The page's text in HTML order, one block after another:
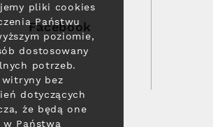
Facebook
pliki cookies
Państwu
poziomie,
dostosowany
potrzeb.
witryny bez
dotyczących
że będą one
w Państwa